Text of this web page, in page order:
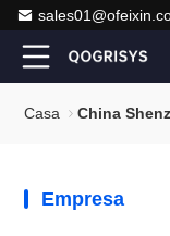
Casa China
Empresa